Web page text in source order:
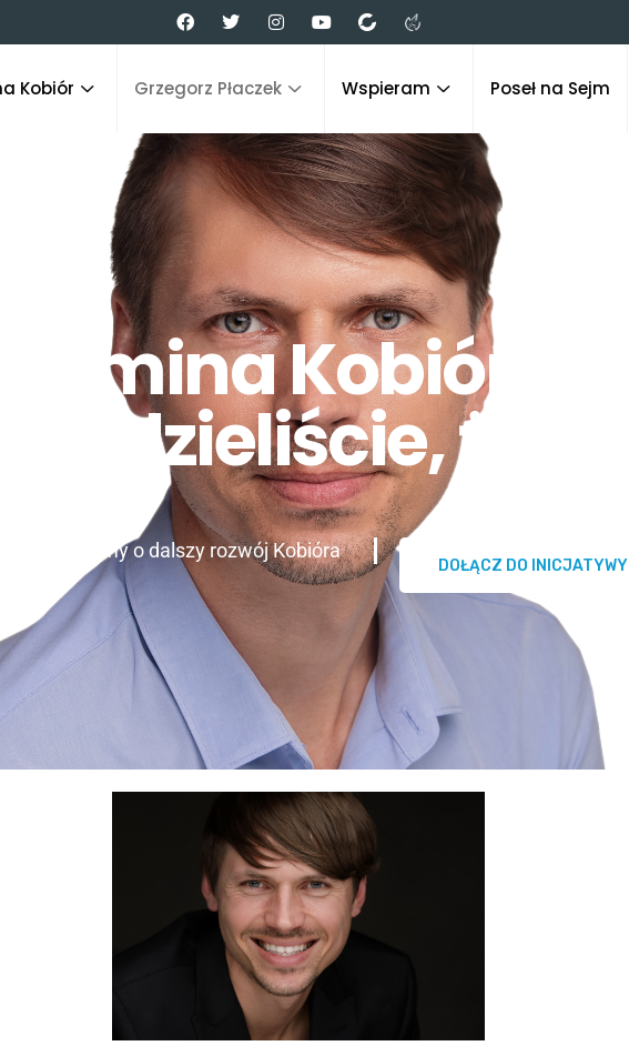
Kobiór Grzegorz Płaczek Wspieram Poseł na Sejm
Gmina Kobiór -
wiedzieliście, że..?
Dbamy o dalszy rozwój Kobióra
DOŁĄCZ DO INICJATYWY